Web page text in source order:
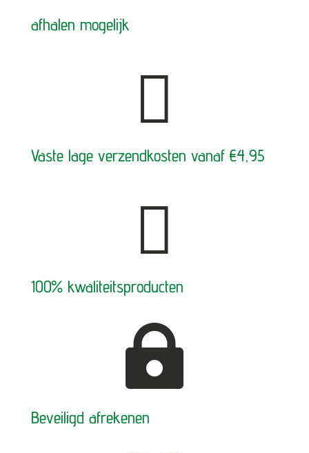
afhalen mogelijk

Vaste lage verzendkosten vanaf €4,95

100% kwaliteitsproducten

Beveiligd afrekenen